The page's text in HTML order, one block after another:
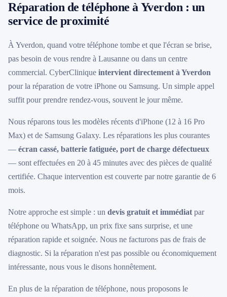
Réparation de téléphone à Yverdon : un
service de proximité
À Yverdon, quand votre téléphone tombe et que l'écran se brise,
pas besoin de vous rendre à Lausanne ou dans un centre
commercial. CyberClinique intervient directement à Yverdon
pour la réparation de votre iPhone ou Samsung. Un simple appel
suffit pour prendre rendez-vous, souvent le jour même.
Nous réparons tous les modèles récents d'iPhone (12 à 16 Pro
Max) et de Samsung Galaxy. Les réparations les plus courantes
— écran cassé, batterie fatiguée, port de charge défectueux
— sont effectuées en 20 à 45 minutes avec des pièces de qualité
certifiée. Chaque intervention est couverte par notre garantie de 6
mois.
Notre approche est simple : un devis gratuit et immédiat par
téléphone ou WhatsApp, un prix fixe sans surprise, et une
réparation rapide et soignée. Nous ne facturons pas de frais de
diagnostic. Si la réparation n'est pas possible ou économiquement
intéressante, nous vous le disons honnêtement.
En plus de la réparation de téléphone, nous proposons le